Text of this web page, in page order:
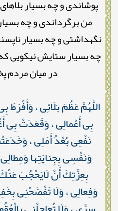
پوشاندی و چه بسیار
من برگرداندی و چه
نگهداشتی و چه بسیار
چه بسیار ستایش نیکویی
در میان مردم
اللّٰهُمَّ عَظُمَ بَلَائِى ،
بِى أَعْمالِى ، وَقَعَدَتْ بِى
نَفْعِى بُعْدُ أَمَلِى ،
وَنَفْسِى بِجِنايَتِها
بِعِزَّتِكَ أَنْ لَايَحْجُبَ
وَفِعالِى ، وَلَا تَفْضَحْنِى